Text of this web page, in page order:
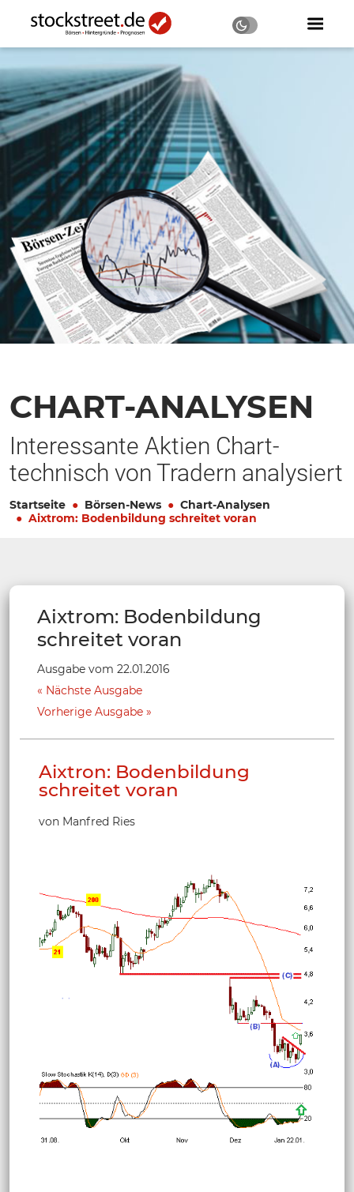
CHART-ANALYSEN
Interessante Aktien Chart-
technisch von Tradern analysiert
Startseite Börsen-News
Chart-Analysen
Aixtrom: Bodenbildung schreitet voran
Aixtrom: Bodenbildung
schreitet voran
Ausgabe vom 22.01.2016
Nächste Ausgabe
Vorherige Ausgabe
Aixtron: Bodenbildung
schreitet voran
von Manfred Ries